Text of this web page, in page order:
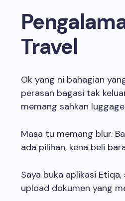
Travel
Ok yang ni bahagian
perasan bagasi tak
memang sahkan
Masa tu memang blur.
ada pilihan, kena beli
Saya buka aplikasi
upload dokumen yang